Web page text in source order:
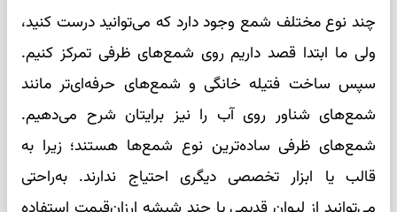
چند نوع مختلف شمع وجود دارد که می‌توانید درست کنید،
ولی ما ابتدا قصد داریم روی شمع‌های ظرفی تمرکز کنیم.
سپس ساخت فتیله خانگی و شمع‌های حرفه‌ای‌تر مانند
شمع‌های شناور روی آب را نیز برایتان شرح می‌دهیم.
شمع‌های ظرفی ساده‌ترین نوع شمع‌ها هستند؛ زیرا به
قالب یا ابزار تخصصی دیگری احتیاج ندارند. به‌راحتی